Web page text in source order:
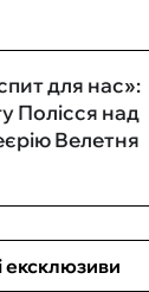
для нас»:
Полісся над
Велетня
ексклюзиви